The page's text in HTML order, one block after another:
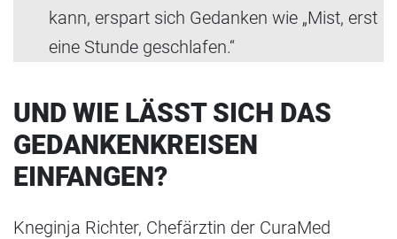
kann, erspart sich Gedanken wie „Mist, erst
eine Stunde geschlafen.“
UND WIE LÄSST SICH DAS
GEDANKENKREISEN
EINFANGEN?
Kneginja Richter, Chefärztin der CuraMed